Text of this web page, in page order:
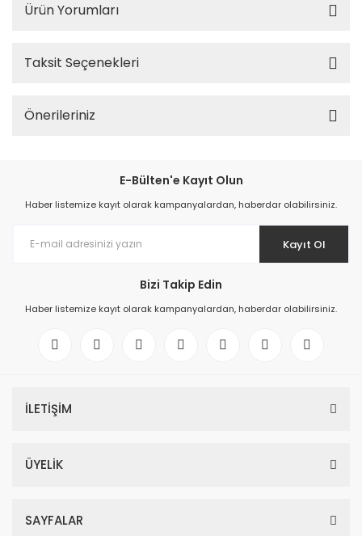
Ürün Yorumları
Taksit Seçenekleri
Önerileriniz
E-Bülten'e Kayıt Olun
Haber listemize kayıt olarak kampanyalardan, haberdar olabilirsiniz.
Kayıt Ol
Bizi Takip Edin
Haber listemize kayıt olarak kampanyalardan, haberdar olabilirsiniz.
İLETİŞİM
ÜYELİK
SAYFALAR